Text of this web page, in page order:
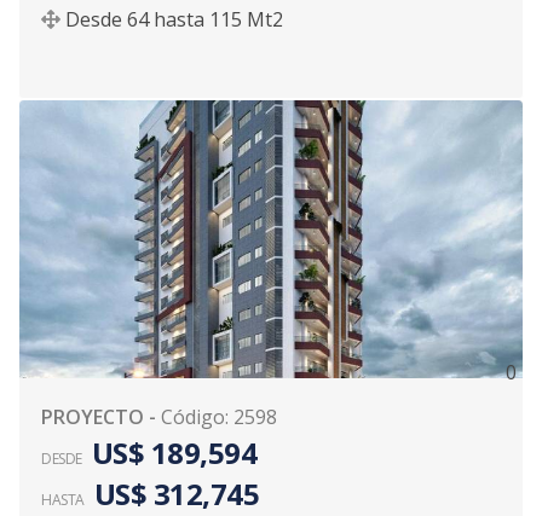
Desde 64 hasta 115 Mt2
0
PROYECTO - Código: 2598
DESDE US$ 189,594
HASTA US$ 312,745